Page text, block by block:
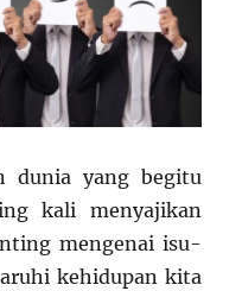
dunia yang begitu
kali menyajikan
mengenai isu-
kehidupan kita